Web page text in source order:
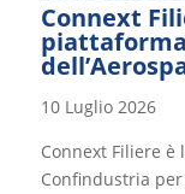
Connext
10 Luglio 2026
Connext Filiere
Confindustria